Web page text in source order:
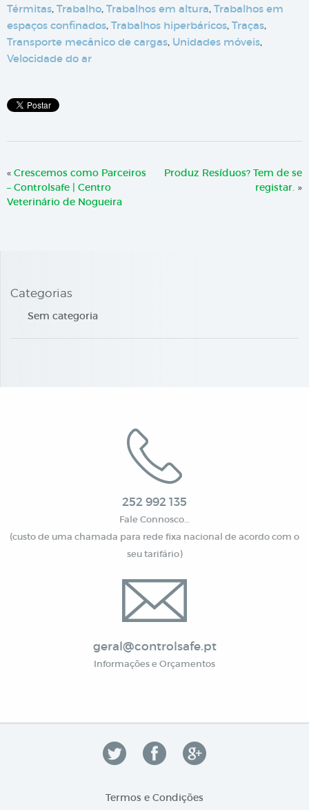
Térmitas, Trabalho, Trabalhos em altura, Trabalhos em
espaços confinados, Trabalhos hiperbáricos, Traças,
Transporte mecânico de cargas, Unidades móveis,
Velocidade do ar
« Crescemos como Parceiros
– Controlsafe | Centro
Veterinário de Nogueira
Produz Resíduos? Tem de se
registar. »
Categorias
Sem categoria
252 992 135
Fale Connosco…
(custo de uma chamada para rede fixa nacional de acordo com o
seu tarifário)
geral@controlsafe.pt
Informações e Orçamentos
Termos e Condições